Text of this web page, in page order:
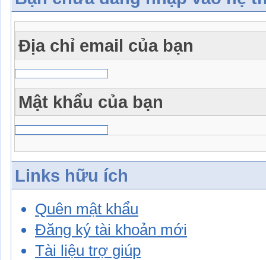
Địa chỉ email của bạn
Mật khẩu của bạn
Links hữu ích
Quên mật khẩu
Đăng ký tài khoản mới
Tài liệu trợ giúp